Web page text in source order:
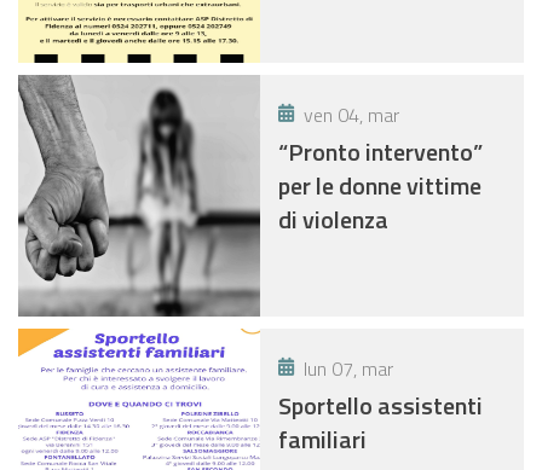
ven 04, mar
“Pronto intervento”
per le donne vittime
di violenza
lun 07, mar
Sportello assistenti
familiari